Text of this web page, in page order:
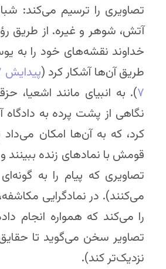
تصاویری را ترسیم می‌کند:
آتش، شوهر و غیره. از طریق
خداوند نقشه‌های خود را به
طریق آن‌ها آشکار کرد (پیدایش ۳۷
۷). به انبیای مانند اشعیا،
نگاهی از پشت پرده به
کرد، که به آن‌ها امکان می‌داد
قومش با نمادهای زنده ببینند
تصاویری که پیام را به
می‌کنند). در نمادگرایی
را می‌کند که همواره انجام
تصاویر سخن می‌گوید تا حقایق
نزدیک‌تر کند).